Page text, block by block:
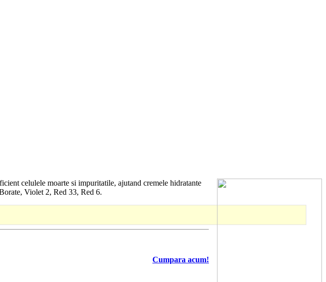
celulele moarte si impuritatile, ajutand cremele hidratante
Violet 2, Red 33, Red 6.
Cumpara acum!